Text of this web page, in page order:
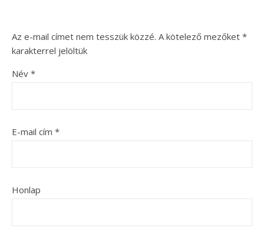
Az e-mail címet nem tesszük közzé. A kötelező mezőket *
karakterrel jelöltük
Név *
E-mail cím *
Honlap